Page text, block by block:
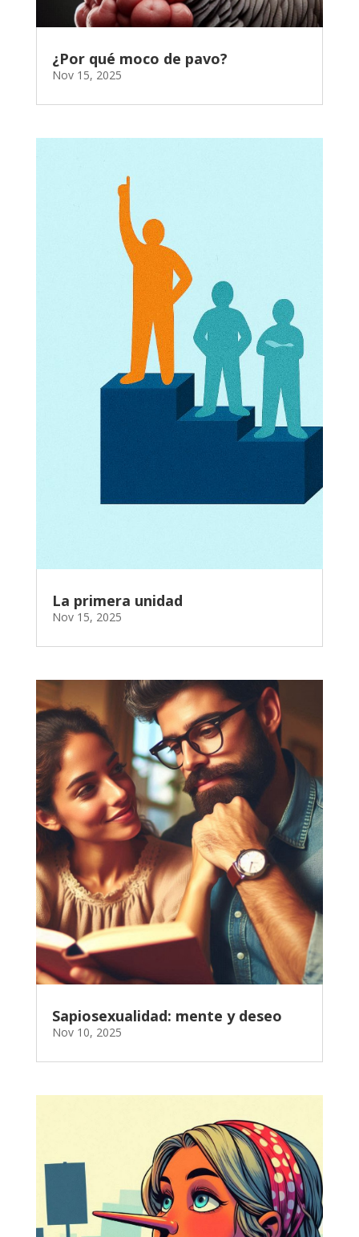
¿Por qué moco de pavo?
Nov 15, 2025
La primera unidad
Nov 15, 2025
Sapiosexualidad: mente y deseo
Nov 10, 2025